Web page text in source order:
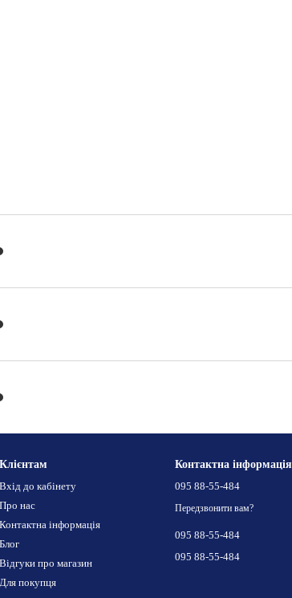
Клієнтам
Вхід до кабінету
Про нас
Контактна інформація
Блог
Відгуки про магазин
Для покупця
Контактна інформація
095 88-55-484
Передзвонити вам?
095 88-55-484
095 88-55-484